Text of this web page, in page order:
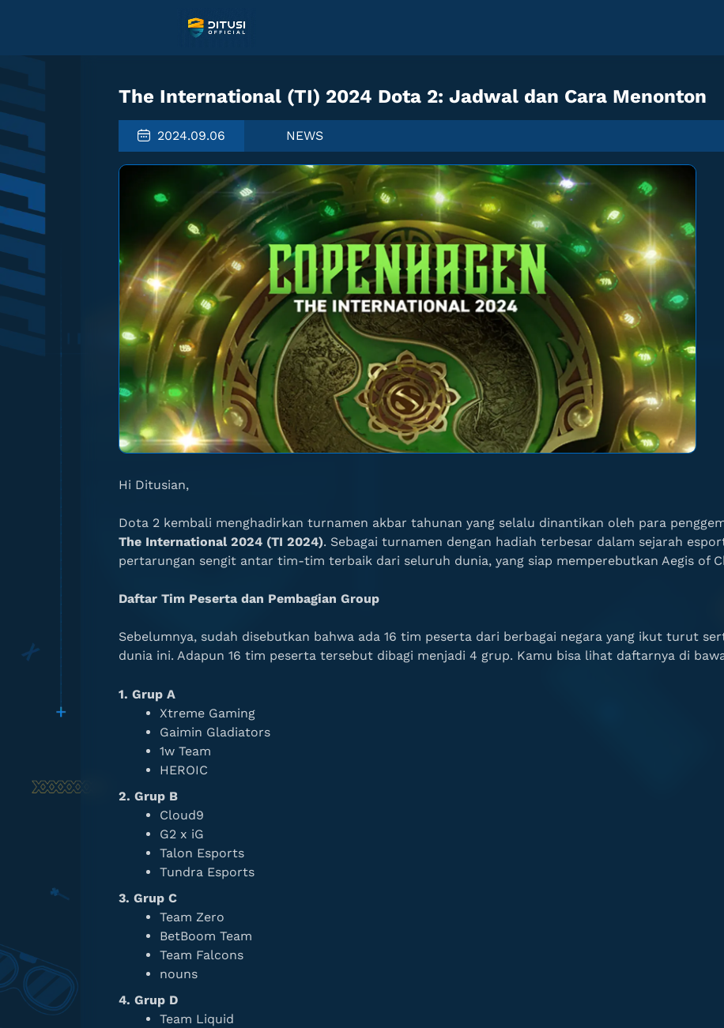
The International (TI) 2024 Dota 2: Jadwal dan Cara Menonton
2024.09.06 NEWS
Hi Ditusian,
Dota 2 kembali menghadirkan turnamen akbar tahunan yang selalu dinantikan oleh para
The International 2024 (TI 2024). Sebagai turnamen dengan hadiah terbesar dalam sejarah
pertarungan sengit antar tim-tim terbaik dari seluruh dunia, yang siap memperebutkan Aegis of
Daftar Tim Peserta dan Pembagian Group
Sebelumnya, sudah disebutkan bahwa ada 16 tim peserta dari berbagai negara yang ikut turut
dunia ini. Adapun 16 tim peserta tersebut dibagi menjadi 4 grup. Kamu bisa lihat daftarnya di
1. Grup A
Xtreme Gaming
Gaimin Gladiators
1w Team
HEROIC
2. Grup B
Cloud9
G2 x iG
Talon Esports
Tundra Esports
3. Grup C
Team Zero
BetBoom Team
Team Falcons
nouns
4. Grup D
Team Liquid